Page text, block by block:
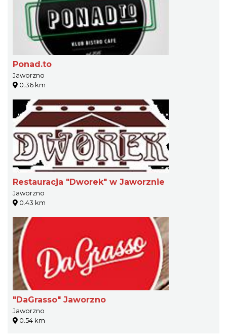
Ponad.to
Jaworzno
0.36 km
Restauracja "Dworek" w Jaworznie
Jaworzno
0.43 km
"DaGrasso" Jaworzno
Jaworzno
0.54 km